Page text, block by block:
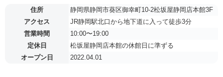
住所
静岡県静岡市葵区御幸町10-2松坂屋静岡店本館3F
アクセス
JR静岡駅北口から地下道に入って徒歩3分
営業時間
10:00〜19:00
定休日
松坂屋静岡店本館の休館日に準ずる
オープン日
2022.04.01